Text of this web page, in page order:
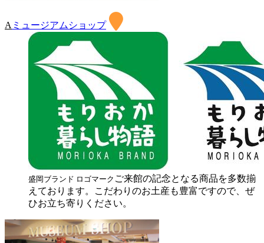
A ミュージアムショップ
盛岡ブランド ロゴマーク ご来館の記念となる商品を多数揃
えております。こだわりのお土産も豊富ですので、ぜ
ひお立ち寄りください。